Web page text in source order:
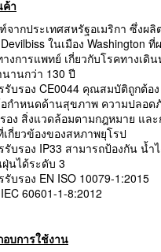
า
ากประเทศสหรัฐอเมริกา ซึ่งผลิ
ในเมือง Washington ที่
งการแพทย์ เกี่ยวกับโรคทางเดิน
นานกว่า 130 ปี
รับรอง CE0044 คุณสมบัติถูกต้อ
กำหนดด้านสุขภาพ ความปลอด
อง สิ่งแวดล้อมตามกฎหมาย แล
เกี่ยวข้องของสหภาพยุโรป
รับรอง IP33 สามารถป้องกัน น้ำ
นได้ระดับ 3
รับรอง EN ISO 10079-1:2015
60601-1-8:2012
บการใช้งาน